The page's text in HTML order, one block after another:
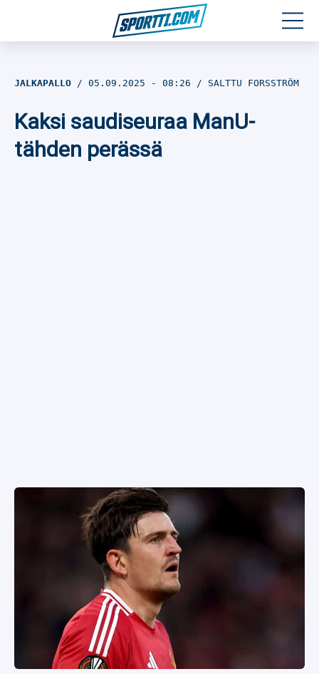
Jalkapallo
JALKAPALLO 05.09.2025 - 08:26 SALTTU FORSSTRÖM
Kaksi saudiseuraa ManU-
tähden perässä